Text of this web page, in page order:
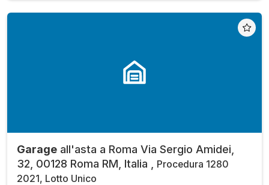
Garage all'asta a Roma Via Sergio Amidei,
32, 00128 Roma RM, Italia ,
Procedura 1280
2021, Lotto Unico